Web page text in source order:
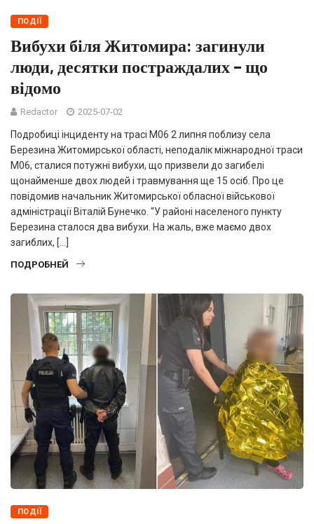
ПОДІЇ
Вибухи біля Житомира: загинули
люди, десятки постраждалих – що
відомо
Redactor 2025-07-02
Подробиці інциденту на трасі М06 2 липня поблизу села
Березина Житомирської області, неподалік міжнародної траси
М06, сталися потужні вибухи, що призвели до загибелі
щонайменше двох людей і травмування ще 15 осіб. Про це
повідомив начальник Житомирської обласної військової
адміністрації Віталій Бунечко. “У районі населеного пункту
Березина сталося два вибухи. На жаль, вже маємо двох
загиблих, […]
ПОДРОБНЕЙ
ПОДІЇ